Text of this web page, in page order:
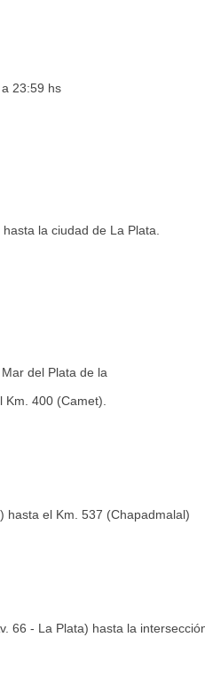
23:59 hs
la ciudad de La Plata.
del Plata de la
400 (Camet).
hasta el Km. 537 (Chapadmalal)
66 - La Plata) hasta la